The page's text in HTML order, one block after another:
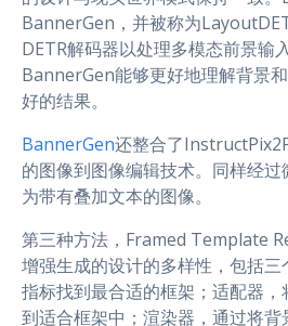
BannerGen，并被称为
DETR解码器以处理多模态前景输
BannerGen能够更好地理解背景
好的结果。
BannerGen还整合了
的图像到图像编辑技术。同样经
为带有叠加文本的图像。
第三种方法，Framed Template
增强生成的设计的多样性，包括
指标找到最合适的框架；适配器
到适合框架中；渲染器，通过将背